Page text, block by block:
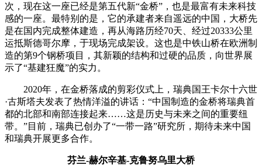
次，现在这一座已经是第五代新“金桥”，也是最富有未来科技
感的一座。最特别的是，它的承建者来自遥远的中国，大桥先
是在国内完成整体建造，再从海路历经70天、经过20333公里
运抵斯德哥尔摩，于现场完成架设。这也是中铁山桥在欧洲制
造的第9个钢桥项目，其新颖的结构和过硬的品质，向世界展
示了“基建狂魔”的实力。
2020年，在金桥落成的剪彩仪式上，瑞典国王卡尔十六世
·古斯塔夫发表了热情洋溢的讲话：“中国制造的金桥将瑞典首
都的北部和南部连接起来……这是历史与未来之间的重要纽
带。”目前，瑞典已创办了“一带一路”研究所，期待未来中国
和瑞典开展更多合作。
芬兰-赫尔辛基-克鲁努乌里大桥